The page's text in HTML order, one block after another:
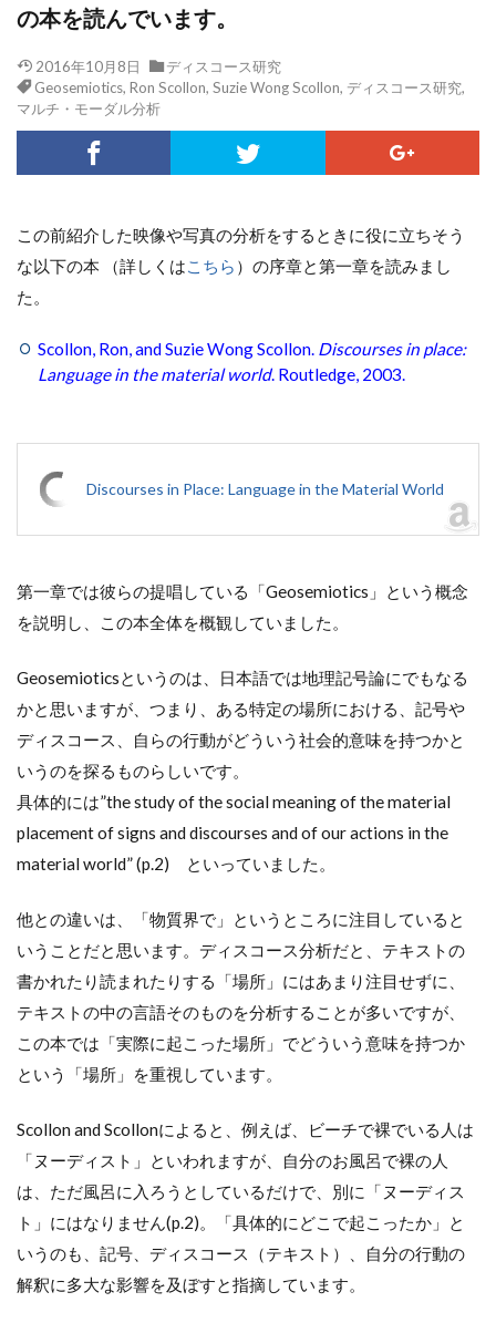
の本を読んでいます。
2016年10月8日
ディスコース研究
Geosemiotics, Ron Scollon, Suzie Wong Scollon, ディスコース研究,
マルチ・モーダル分析
この前紹介した映像や写真の分析をするときに役に立ちそう
な以下の本 （詳しくは こちら ）の序章と第一章を読みまし
た。
Scollon, Ron, and Suzie Wong Scollon. Discourses in place:
Language in the material world. Routledge, 2003.
Discourses in Place: Language in the Material World
第一章では彼らの提唱している「Geosemiotics」という概念
を説明し、この本全体を概観していました。
Geosemioticsというのは、日本語では地理記号論にでもなる
かと思いますが、つまり、ある特定の場所における、記号や
ディスコース、自らの行動がどういう社会的意味を持つかと
いうのを探るものらしいです。
具体的には”the study of the social meaning of the material
placement of signs and discourses and of our actions in the
material world” (p.2) といっていました。
他との違いは、「物質界で」というところに注目していると
いうことだと思います。ディスコース分析だと、テキストの
書かれたり読まれたりする「場所」にはあまり注目せずに、
テキストの中の言語そのものを分析することが多いですが、
この本では「実際に起こった場所」でどういう意味を持つか
という「場所」を重視しています。
Scollon and Scollonによると、例えば、ビーチで裸でいる人は
「ヌーディスト」といわれますが、自分のお風呂で裸の人
は、ただ風呂に入ろうとしているだけで、別に「ヌーディス
ト」にはなりません(p.2)。「具体的にどこで起こったか」と
いうのも、記号、ディスコース（テキスト）、自分の行動の
解釈に多大な影響を及ぼすと指摘しています。